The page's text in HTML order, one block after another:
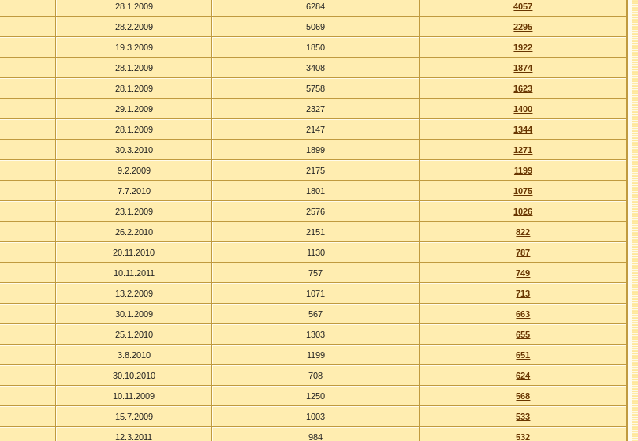
28.1.2009 6284 4057
28.2.2009 5069 2295
19.3.2009 1850 1922
28.1.2009 3408 1874
28.1.2009 5758 1623
29.1.2009 2327 1400
28.1.2009 2147 1344
30.3.2010 1899 1271
9.2.2009 2175 1199
7.7.2010 1801 1075
23.1.2009 2576 1026
26.2.2010 2151 822
20.11.2010 1130 787
10.11.2011 757 749
13.2.2009 1071 713
30.1.2009 567 663
25.1.2010 1303 655
3.8.2010 1199 651
30.10.2010 708 624
10.11.2009 1250 568
15.7.2009 1003 533
12.3.2011 984 532